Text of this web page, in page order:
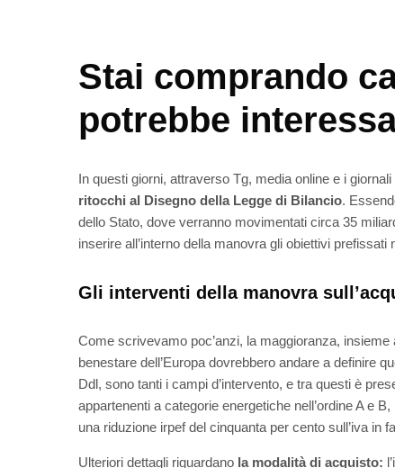
Stai comprando
potrebbe
In questi giorni, attraverso Tg, media online e i
ritocchi al Disegno della Legge di Bilancio.
dello Stato, dove verranno movimentati circa 35
inserire all’interno della manovra gli obiettivi
Gli interventi della manovra
Come scrivevamo poc’anzi, la maggioranza,
benestare dell’Europa dovrebbero andare a definire
Ddl, sono tanti i campi d’intervento, e tra questi è
appartenenti a categorie energetiche nell’ordine A e
una riduzione irpef del cinquanta per cento sull’iva in
Ulteriori dettagli riguardano la modalità di acquisto: